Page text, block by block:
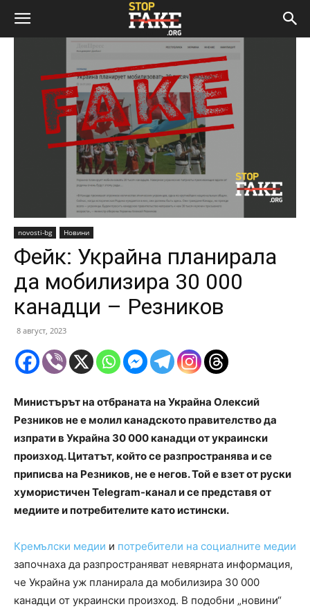
novosti-bg Новини
Фейк: Украйна планирала
да мобилизира 30 000
канадци – Резников
8 август, 2023
Министърът на отбраната на Украйна Олексий
Резников не е молил канадското правителство да
изпрати в Украйна 30 000 канадци от украински
произход. Цитатът, който се разпространява и се
приписва на Резников, не е негов. Той е взет от руски
хумористичен Telegram-канал и се представя от
медиите и потребителите като истински.
Кремълски медии и потребители на социалните медии
започнаха да разпространяват невярната информация,
че Украйна уж планирала да мобилизира 30 000
канадци от украински произход. В подобни „новини“